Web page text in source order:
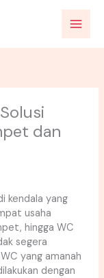
dan
kendala yang
usaha
hingga WC
segera
yang amanah
dengan